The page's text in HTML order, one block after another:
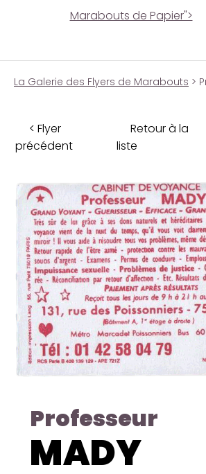
Marabouts de Papier">
La Galerie des Flyers de Marabouts >
< Flyer
précédent
Retour à la
liste
Professeur
MADY